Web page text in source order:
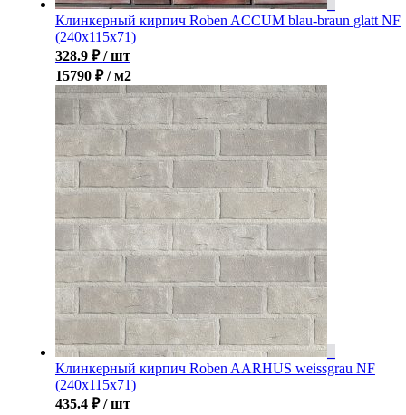
Клинкерный кирпич Roben ACCUM blau-braun glatt NF
(240х115х71)
328.9 ₽ / шт
15790 ₽ / м2
Клинкерный кирпич Roben AARHUS weissgrau NF
(240х115х71)
435.4 ₽ / шт